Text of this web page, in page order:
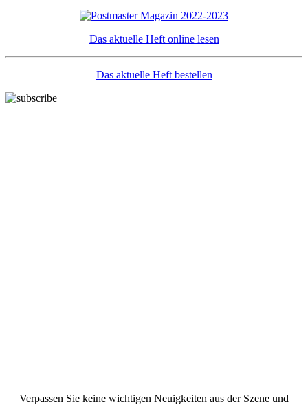
Das aktuelle Heft online lesen
Das aktuelle Heft bestellen
Verpassen Sie keine wichtigen Neuigkeiten aus der Szene und